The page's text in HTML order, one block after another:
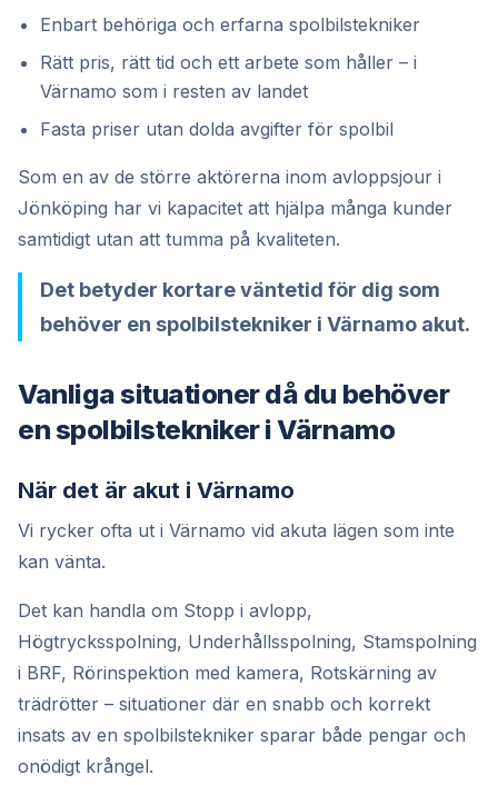
Enbart behöriga och erfarna spolbilstekniker
Rätt pris, rätt tid och ett arbete som håller – i
Värnamo som i resten av landet
Fasta priser utan dolda avgifter för spolbil
Som en av de större aktörerna inom avloppsjour i
Jönköping har vi kapacitet att hjälpa många kunder
samtidigt utan att tumma på kvaliteten.
Det betyder kortare väntetid för dig som
behöver en spolbilstekniker i Värnamo akut.
Vanliga situationer då du behöver
en spolbilstekniker i Värnamo
När det är akut i Värnamo
Vi rycker ofta ut i Värnamo vid akuta lägen som inte
kan vänta.
Det kan handla om Stopp i avlopp,
Högtrycksspolning, Underhållsspolning, Stamspolning
i BRF, Rörinspektion med kamera, Rotskärning av
trädrötter – situationer där en snabb och korrekt
insats av en spolbilstekniker sparar både pengar och
onödigt krångel.